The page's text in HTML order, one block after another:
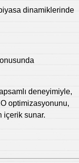
dinamiklerinde
deneyimiyle,
optimizasyonunu,
içerik sunar.